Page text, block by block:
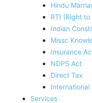
Hindu
RTI (Right
Indian
Missc
Insurance
NDPS Act
Direct Tax
International
Services